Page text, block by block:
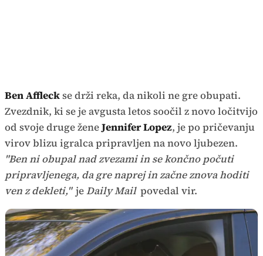
Ben Affleckse drži reka, da nikoli ne gre obupati.
Zvezdnik, ki se je avgusta letos soočil z novo ločitvijo
od svoje druge ženeJennifer Lopez, je po pričevanju
virov blizu igralca pripravljen na novo ljubezen.
"Ben ni obupal nad zvezami in se končno počuti
pripravljenega, da gre naprej in začne znova hoditi
ven z dekleti," jeDaily Mail povedal vir.